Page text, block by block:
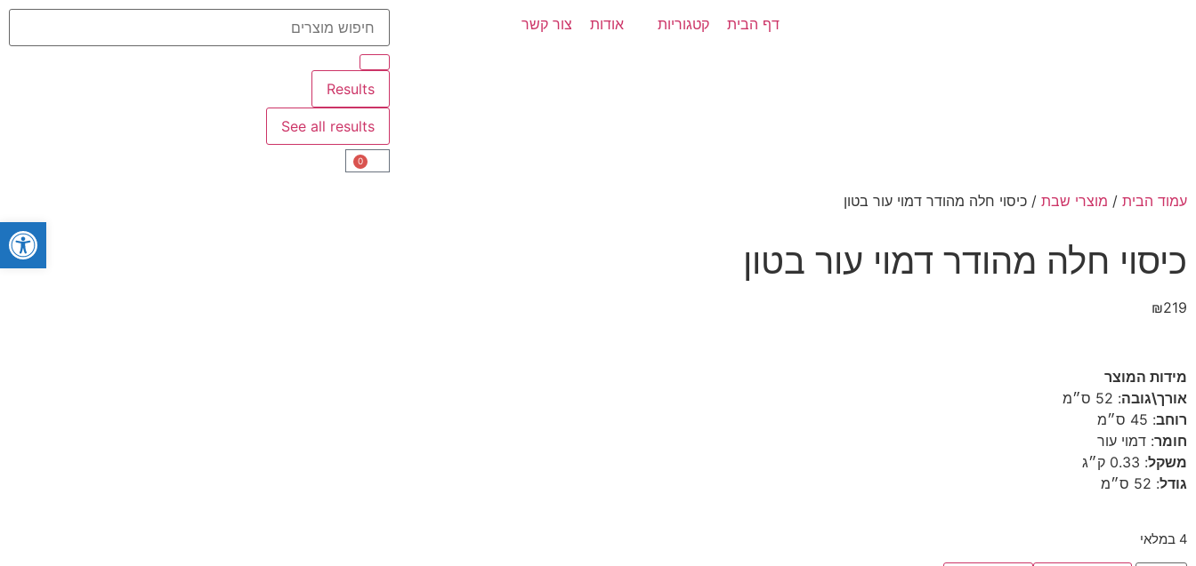
דף הבית קטגוריות אודות צור קשר
Results
See all results
0
עמוד הבית / מוצרי שבת / כיסוי חלה מהודר דמוי עור בטון
כיסוי חלה מהודר דמוי עור בטון
₪219
מידות המוצר
אורך\גובה: 52 ס״מ
רוחב: 45 ס״מ
חומר: דמוי עור
משקל: 0.33 ק״ג
גודל: 52 ס״מ
4 במלאי
פתח